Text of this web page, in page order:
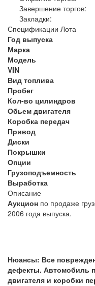
Завершение торгов:
Закладки:
Спецификации Лота
Год выпуска
Марка
Модель
VIN
Вид топлива
Пробег
Кол-во цилиндров
Обьем двигателя
Коробка передач
Привод
Диски
Покрышки
Опции
Грузоподъемность
Выработка
Описание
Аукцион по продаже
2006
Нюансы: Все
дефекты. Автомобиль
двигателя и коробки